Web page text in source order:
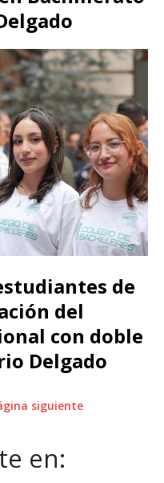
de
del
con doble
Delgado
siguiente
en: